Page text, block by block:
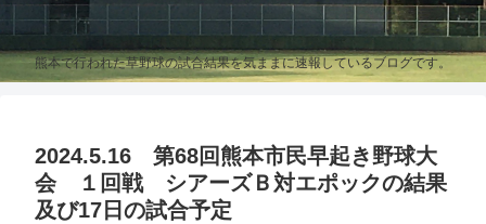
熊本で行われた草野球の試合結果を気ままに速報しているブログです。
2024.5.16 第68回熊本市民早起き野球大
会 １回戦 シアーズＢ対エポックの結果
及び17日の試合予定